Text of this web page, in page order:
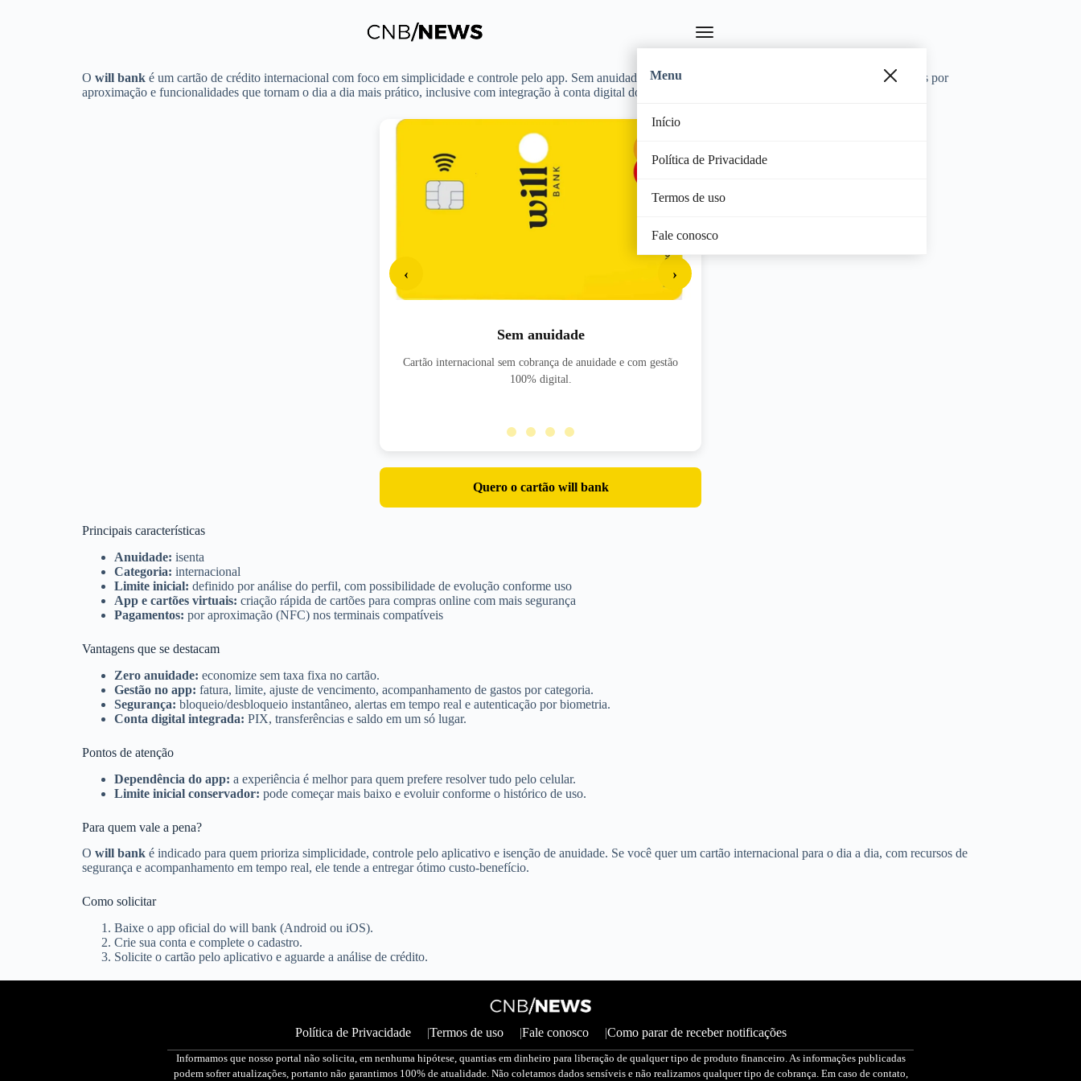
Menu
Início
Política de Privacidade
Termos de uso
Fale conosco
O will bank é um cartão de crédito internacional com foco em simplicidade e controle pelo app. Sem anuidade, ele oferece gestão de fatura em tempo real, pagamentos por
aproximação e funcionalidades que tornam o dia a dia mais prático, inclusive com integração à conta digital do banco.
‹ ›
Sem anuidade
Cartão internacional sem cobrança de anuidade e com gestão
100% digital.
Quero o cartão will bank
Principais características
Anuidade: isenta
Categoria: internacional
Limite inicial: definido por análise do perfil, com possibilidade de evolução conforme uso
App e cartões virtuais: criação rápida de cartões para compras online com mais segurança
Pagamentos: por aproximação (NFC) nos terminais compatíveis
Vantagens que se destacam
Zero anuidade: economize sem taxa fixa no cartão.
Gestão no app: fatura, limite, ajuste de vencimento, acompanhamento de gastos por categoria.
Segurança: bloqueio/desbloqueio instantâneo, alertas em tempo real e autenticação por biometria.
Conta digital integrada: PIX, transferências e saldo em um só lugar.
Pontos de atenção
Dependência do app: a experiência é melhor para quem prefere resolver tudo pelo celular.
Limite inicial conservador: pode começar mais baixo e evoluir conforme o histórico de uso.
Para quem vale a pena?
O will bank é indicado para quem prioriza simplicidade, controle pelo aplicativo e isenção de anuidade. Se você quer um cartão internacional para o dia a dia, com recursos de
segurança e acompanhamento em tempo real, ele tende a entregar ótimo custo-benefício.
Como solicitar
Baixe o app oficial do will bank (Android ou iOS).
Crie sua conta e complete o cadastro.
Solicite o cartão pelo aplicativo e aguarde a análise de crédito.
Política de Privacidade Termos de uso Fale conosco Como parar de receber notificações
Informamos que nosso portal não solicita, em nenhuma hipótese, quantias em dinheiro para liberação de qualquer tipo de produto financeiro. As informações publicadas
podem sofrer atualizações, portanto não garantimos 100% de atualidade. Não coletamos dados sensíveis e não realizamos qualquer tipo de cobrança. Em caso de contato,